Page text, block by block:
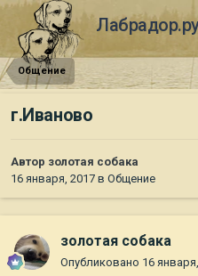
Общение
г.Иваново
Автор золотая собака
16 января, 2017 в Общение
золотая собака
Опубликовано 16